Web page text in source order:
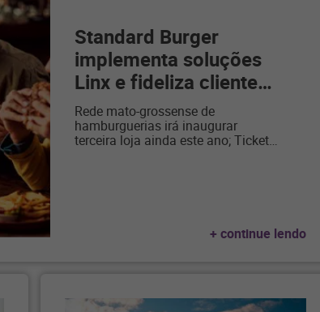
Standard Burger
implementa soluções
Linx e fideliza cliente…
Rede mato-grossense de
hamburguerias irá inaugurar
terceira loja ainda este ano; Ticket…
+ continue lendo